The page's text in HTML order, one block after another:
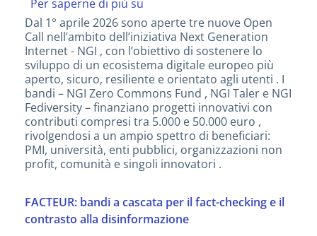
Per saperne di più su
Open
Calls
2026:
nuovi
bandi
per
internet
del
futuro
Dal 1° aprile 2026 sono aperte tre nuove Open
Call nell’ambito dell’iniziativa Next Generation
Internet - NGI , con l’obiettivo di sostenere lo
sviluppo di un ecosistema digitale europeo più
aperto, sicuro, resiliente e orientato agli utenti . I
bandi – NGI Zero Commons Fund , NGI Taler e NGI
Fediversity – finanziano progetti innovativi con
contributi compresi tra 5.000 e 50.000 euro ,
rivolgendosi a un ampio spettro di beneficiari:
PMI, università, enti pubblici, organizzazioni non
profit, comunità e singoli innovatori .
FACTEUR: bandi a cascata per il fact-checking e il
contrasto alla disinformazione